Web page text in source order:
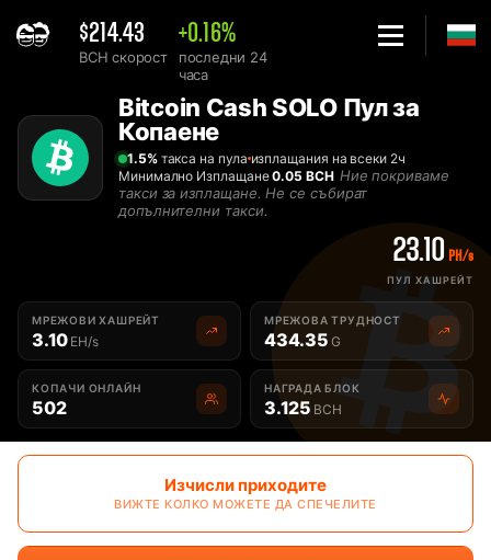
$214.43
BCH скорост
+0.16%
последни 24
часа
Solo Bitcoin Cash BCH Пул за Копаене - 2Miners
Bitcoin Cash SOLO Пул за
Копаене
1.5%такса на пула изплащания на всеки 2ч
Минимално Изплащане0.05 BCH Ние покриваме
такси за изплащане. Не се събират
допълнителни такси.
23.10 PH/s
ПУЛ ХАШРЕЙТ
МРЕЖОВИ ХАШРЕЙТ
3.10 EH/s
МРЕЖОВА ТРУДНОСТ
434.35 G
КОПАЧИ ОНЛАЙН
502
НАГРАДА БЛОК
3.125 BCH
Изчисли приходите
ВИЖТЕ КОЛКО МОЖЕТЕ ДА СПЕЧЕЛИТЕ